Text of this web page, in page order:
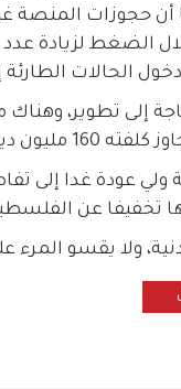
المنصة
الضغط لزيادة
الحالات الطارئة
إلى تطوير، وهناك
المشهد سوى الاستثمار.
عودة غدا إلى
تخفيفا عن
ولا يقسو المرء